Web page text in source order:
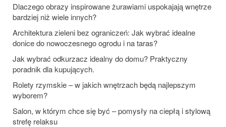
Dlaczego obrazy inspirowane żurawiami uspokajają wnętrze
bardziej niż wiele innych?
Architektura zieleni bez ograniczeń: Jak wybrać idealne
donice do nowoczesnego ogrodu i na taras?
Jak wybrać odkurzacz idealny do domu? Praktyczny
poradnik dla kupujących.
Rolety rzymskie – w jakich wnętrzach będą najlepszym
wyborem?
Salon, w którym chce się być – pomysły na ciepłą i stylową
strefę relaksu